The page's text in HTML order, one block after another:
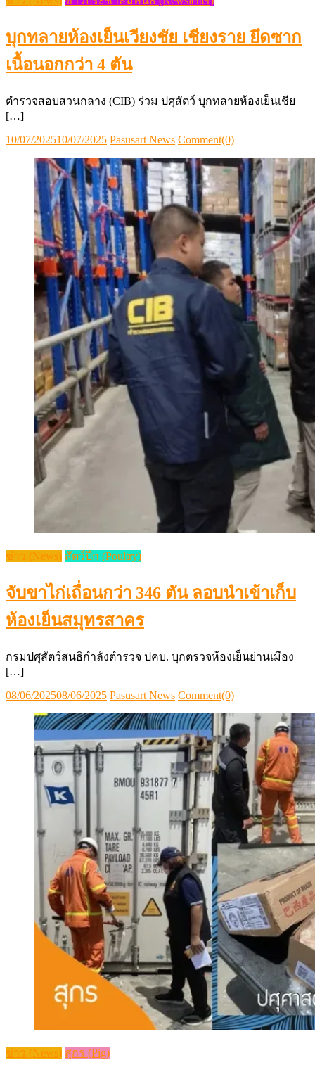
บุกทลายห้องเย็นเวียงชัย เชียงราย ยึดซาก
เนื้อนอกกว่า 4 ตัน
ตำรวจสอบสวนกลาง (CIB) ร่วม ปศุสัตว์ บุกทลายห้องเย็นเชีย
[…]
Posted
10/07/202510/07/2025 Author
Pasusart News Comment(0)
ข่าว (News) สัตว์ปีก (Poultry)
จับขาไก่เถื่อนกว่า 346 ตัน ลอบนำเข้าเก็บ
ห้องเย็นสมุทรสาคร
กรมปศุสัตว์สนธิกำลังตำรวจ ปคบ. บุกตรวจห้องเย็นย่านเมือง
[…]
Posted
08/06/202508/06/2025 Author
Pasusart News Comment(0)
ข่าว (News) สุกร (Pig)